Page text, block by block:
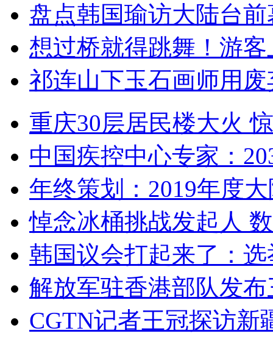
盘点韩国瑜访大陆台
想过桥就得跳舞！游客
祁连山下玉石画师用
重庆30层居民楼大火
中国疾控中心专家：
年终策划：2019年度
悼念冰桶挑战发起人
韩国议会打起来了：
解放军驻香港部队发
CGTN记者王冠探访新